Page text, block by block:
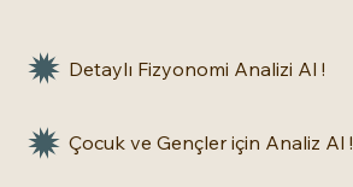
Detaylı Fizyonomi Analizi Al !
Çocuk ve Gençler için Analiz Al !